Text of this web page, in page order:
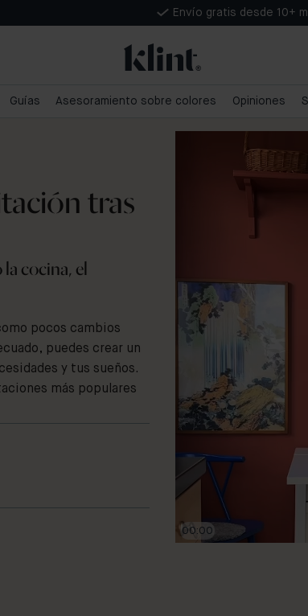
Envío gratis desde 10+
Guías Asesoramiento sobre colores Opiniones
tras
cocina, el
pocos cambios
puedes crear un
y tus sueños.
más populares
00:01